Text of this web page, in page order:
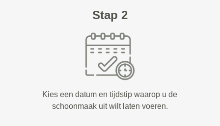
Stap 2
Kies een datum en tijdstip waarop u de
schoonmaak uit wilt laten voeren.